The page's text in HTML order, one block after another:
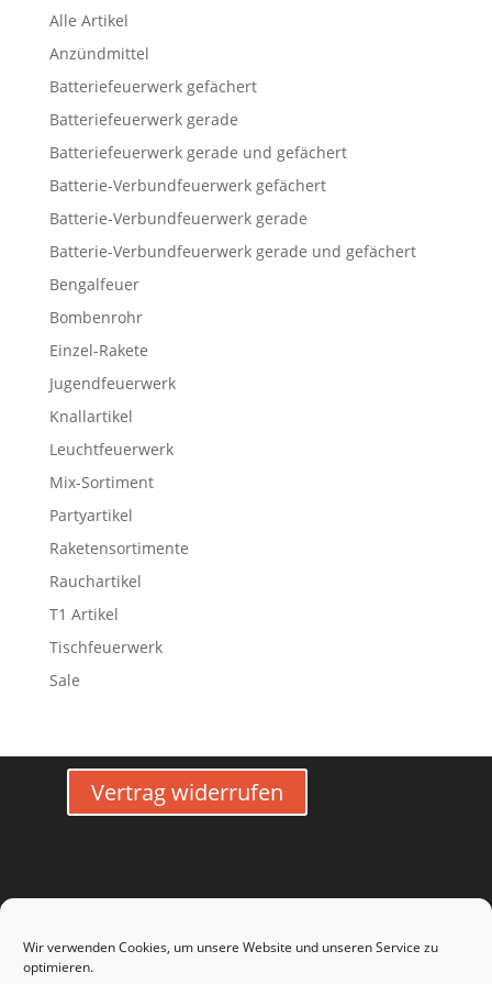
Wir verwenden Cookies, um unsere Website und unseren Service zu
optimieren.
Alle Artikel
Anzündmittel
Batteriefeuerwerk gefächert
Batteriefeuerwerk gerade
Batteriefeuerwerk gerade und gefächert
Batterie-Verbundfeuerwerk gefächert
Batterie-Verbundfeuerwerk gerade
Batterie-Verbundfeuerwerk gerade und gefächert
Bengalfeuer
Bombenrohr
Einzel-Rakete
Jugendfeuerwerk
Knallartikel
Leuchtfeuerwerk
Mix-Sortiment
Partyartikel
Raketensortimente
Rauchartikel
T1 Artikel
Tischfeuerwerk
Sale
Vertrag widerrufen